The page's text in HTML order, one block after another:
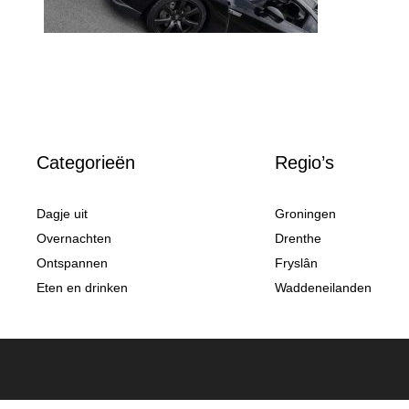
Categorieën
Dagje uit
Overnachten
Ontspannen
Eten en drinken
Regio’s
Groningen
Drenthe
Fryslân
Waddeneilanden